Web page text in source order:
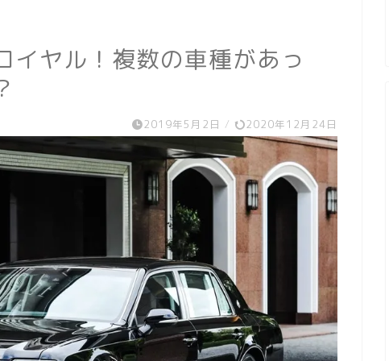
イヤル！複数の車種があっ
2019年5月2日 / 2020年12月24日